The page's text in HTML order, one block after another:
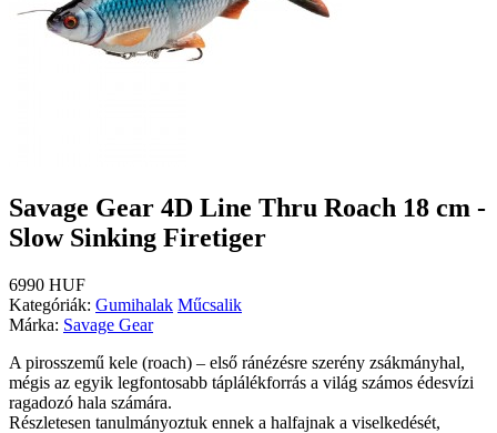
Savage Gear 4D Line Thru Roach 18 cm -
Slow Sinking Firetiger
6990 HUF
Kategóriák: Gumihalak Műcsalik
Márka: Savage Gear
A pirosszemű kele (roach) – első ránézésre szerény zsákmányhal,
mégis az egyik legfontosabb táplálékforrás a világ számos édesvízi
ragadozó hala számára.
Részletesen tanulmányoztuk ennek a halfajnak a viselkedését,